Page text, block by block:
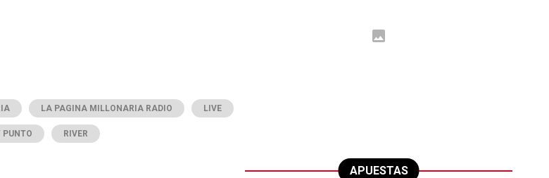
LA PAGINA MILLONARIA RADIO LIVE
PUNTO RIVER
APUESTAS